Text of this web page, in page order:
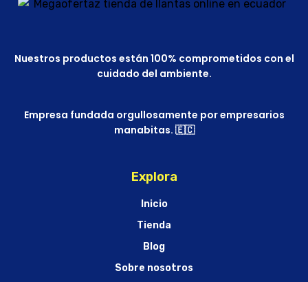
Nuestros productos están 100% comprometidos con el
cuidado del ambiente.
Empresa fundada orgullosamente por empresarios
manabitas. 🇪🇨
Explora
Inicio
Tienda
Blog
Sobre nosotros